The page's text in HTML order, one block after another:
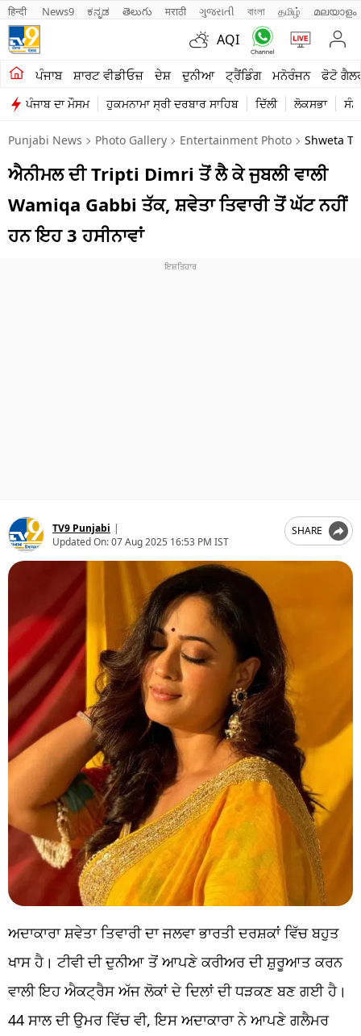
हिन्दी News9 ಕನ್ನಡ తెలుగు मराठी ગુજરાતી বাংলা தமிழ் മലയാളം
AQI
ਪੰਜਾਬ ਸ਼ਾਰਟ ਵੀਡੀਓਜ਼ ਦੇਸ਼ ਦੁਨੀਆ ਟ੍ਰੈਂਡਿੰਗ ਮਨੋਰੰਜਨ ਫੋਟੋ
ਪੰਜਾਬ ਦਾ ਮੌਸਮ ਹੁਕਮਨਾਮਾ ਸ੍ਰੀ ਦਰਬਾਰ ਸਾਹਿਬ ਦਿੱਲੀ ਲੋਕਸਭਾ
ਖੇਤੀਬਾੜੀ
ਸ਼ਾਰਟ ਵੀਡੀਓਜ਼
ਕਾਰੋਬਾਰ
ਕਰਿਅਰ
ਮੌਸਮ
ਦੁਨੀਆ
ਚੋਣਾਂ 2026
Punjabi News Photo Gallery Entertainment Photo Shweta
ਐਨੀਮਲ ਦੀ Tripti Dimri ਤੋਂ ਲੈ ਕੇ ਜੁਬਲੀ ਵਾਲੀ
Wamiqa Gabbi ਤੱਕ, ਸ਼ਵੇਤਾ ਤਿਵਾਰੀ ਤੋਂ ਘੱਟ ਨਹੀਂ
ਹਨ ਇਹ 3 ਹਸੀਨਾਵਾਂ
TV9 Punjabi |
Updated On:07 Aug 2025 16:53 PM IST
SHARE
ਅਦਾਕਾਰਾ ਸ਼ਵੇਤਾ ਤਿਵਾਰੀ ਦਾ ਜਲਵਾ ਭਾਰਤੀ ਦਰਸ਼ਕਾਂ ਵਿੱਚ ਬਹੁਤ
ਖਾਸ ਹੈ। ਟੀਵੀ ਦੀ ਦੁਨੀਆ ਤੋਂ ਆਪਣੇ ਕਰੀਅਰ ਦੀ ਸ਼ੁਰੂਆਤ ਕਰਨ
ਵਾਲੀ ਇਹ ਐਕਟ੍ਰੈਸ ਅੱਜ ਲੋਕਾਂ ਦੇ ਦਿਲਾਂ ਦੀ ਧੜਕਣ ਬਣ ਗਈ ਹੈ।
44 ਸਾਲ ਦੀ ਉਮਰ ਵਿੱਚ ਵੀ, ਇਸ ਅਦਾਕਾਰਾ ਨੇ ਆਪਣੇ ਗਲੈਮਰ